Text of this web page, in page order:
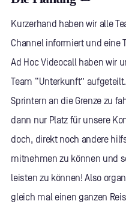
Kurzerhand haben wir alle
Channel informiert und eine
Ad Hoc Videocall haben wir
Team “Unterkunft”
Sprintern an die Grenze zu
dann nur Platz für unsere
doch, direkt noch andere
mitnehmen zu können und
leisten zu können! Also
gleich mal einen ganzen